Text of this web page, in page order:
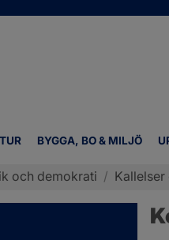
BYGGA, BO & MILJÖ
och demokrati /